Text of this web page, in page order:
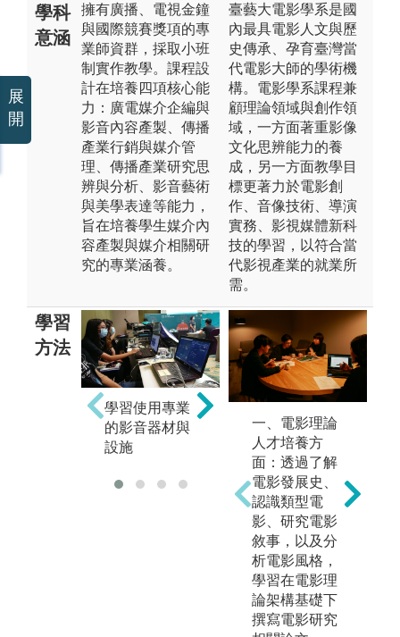
學科
意涵
擁有廣播、電視金鐘
與國際競賽獎項的專
業師資群，採取小班
制實作教學。課程設
計在培養四項核心能
力：廣電媒介企編與
影音內容產製、傳播
產業行銷與媒介管
理、傳播產業研究思
辨與分析、影音藝術
與美學表達等能力，
旨在培養學生媒介內
容產製與媒介相關研
究的專業涵養。
臺藝大電影學系是國
內最具電影人文與歷
史傳承、孕育臺灣當
代電影大師的學術機
構。電影學系課程兼
顧理論領域與創作領
域，一方面著重影像
文化思辨能⼒的養
成，另一方面教學目
標更著力於電影創
作、⾳像技術、導演
實務、影視媒體新科
技的學習，以符合當
代影視產業的就業所
需。
學習
方法
學習使用專業
的影音器材與
設施
訓練優良文字
技能
一、電影理論
人才培養方
面：透過了解
電影發展史、
認識類型電
影、研究電影
敘事，以及分
析電影風格，
學習在電影理
論架構基礎下
撰寫電影研究
展
開